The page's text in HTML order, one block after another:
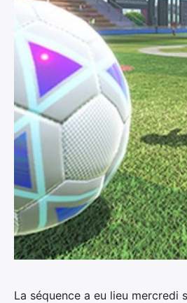
La séquence a eu lieu mercredi